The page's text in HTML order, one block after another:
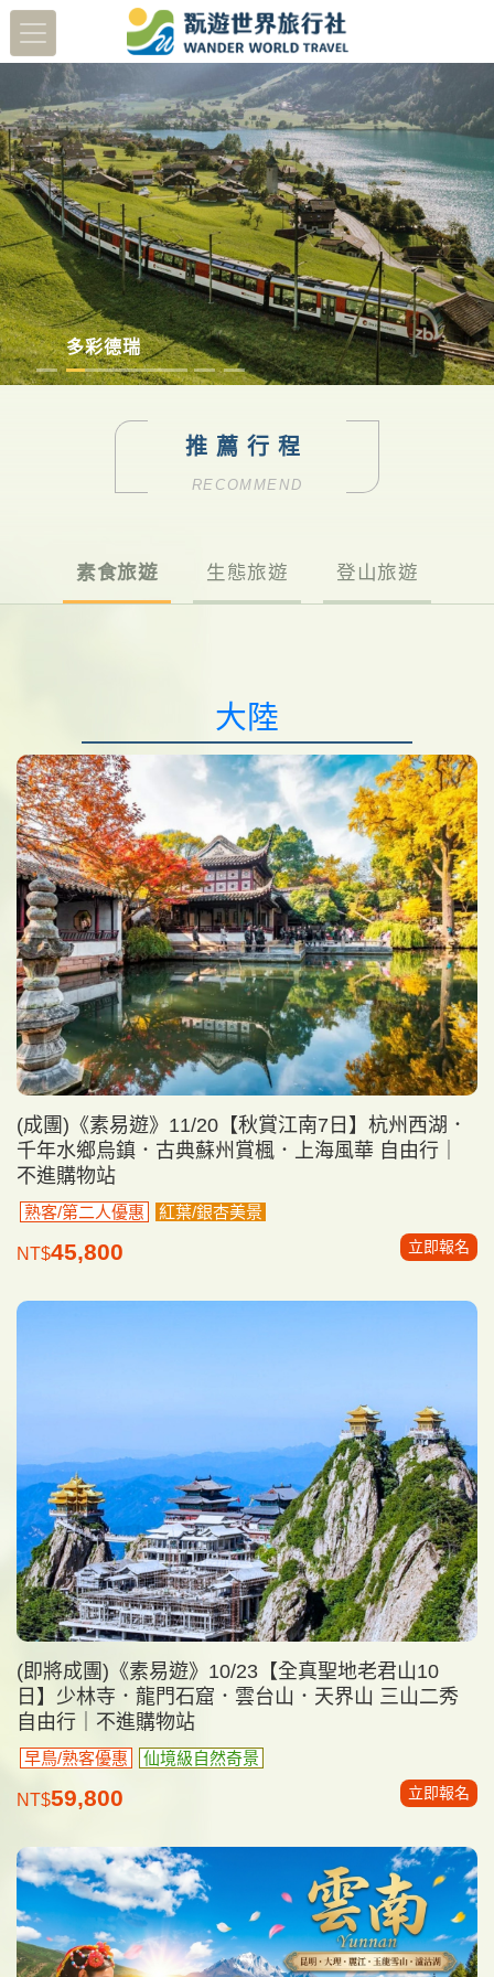
蔬醒南島 多彩德瑞 日本北陸賞櫻8日 澳洲塔斯馬尼亞
推薦行程
RECOMMEND
素食旅遊 生態旅遊 登山旅遊
大陸
(成團)《素易遊》11/20【秋賞江南7日】杭州西湖．
千年水鄉烏鎮．古典蘇州賞楓．上海風華 自由行｜
不進購物站
熟客/第二人優惠 紅葉/銀杏美景
NT$45,800 立即報名
(即將成團)《素易遊》10/23【全真聖地老君山10
日】少林寺．龍門石窟．雲台山．天界山 三山二秀
自由行｜不進購物站
早鳥/熟客優惠 仙境級自然奇景
NT$59,800 立即報名